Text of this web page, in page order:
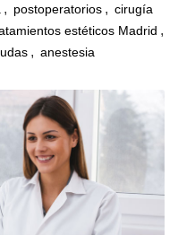
, postoperatorios , cirugía
estéticos Madrid ,
, anestesia